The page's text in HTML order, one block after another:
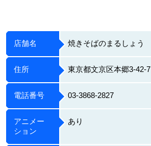
店舗名 焼きそばのまるしょう
住所 東京都文京区本郷3-42-7
電話番号 03-3868-2827
アニメー
ション
あり